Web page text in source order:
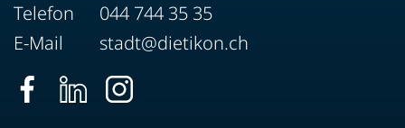
Telefon
044 744 35 35
E-Mail
stadt@dietikon.ch